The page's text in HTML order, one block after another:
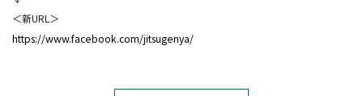
＜新URL＞
https://www.facebook.com/jitsugenya/